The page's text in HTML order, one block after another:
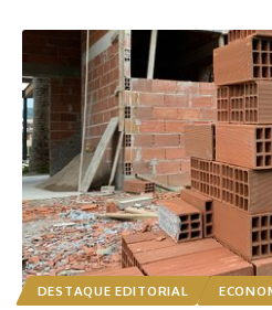
DESTAQUE EDITORIAL